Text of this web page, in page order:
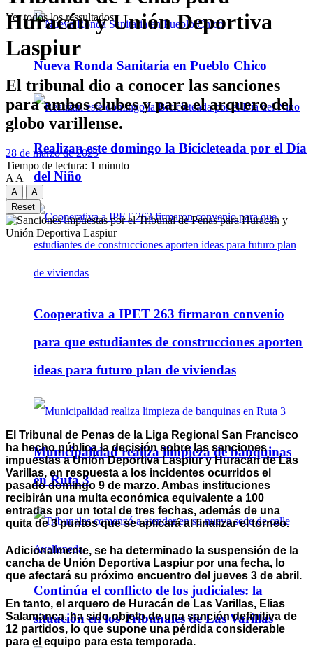
Nueva Ronda Sanitaria en Pueblo Chico
Realizan este domingo la Bicicleteada por el Día
del Niño
Cooperativa a IPET 263 firmaron convenio
para que estudiantes de construcciones aporten
ideas para futuro plan de viviendas
Municipalidad realiza limpieza de banquinas
en Ruta 3
Continúa el conflicto de los judiciales: la
situación en los Tribunales de Las Varillas
Ver todos los ressultados
Huracán y Unión Deportiva
Laspiur
El tribunal dio a conocer las sanciones
para ambos clubes y para el arquero del
globo varillense.
28 de marzo de 2025
Tiempo de lectura: 1 minuto
A A
A
A
Reset
El Tribunal de Penas de la Liga Regional San Francisco
ha hecho pública la decisión sobre las sanciones
impuestas a Unión Deportiva Laspiur y Huracán de Las
Varillas, en respuesta a los incidentes ocurridos el
pasado domingo 9 de marzo. Ambas instituciones
recibirán una multa económica equivalente a 100
entradas por un total de tres fechas, además de una
quita de 3 puntos que se aplicará al finalizar el torneo.
Adicionalmente, se ha determinado la suspensión de la
cancha de Unión Deportiva Laspiur por una fecha, lo
que afectará su próximo encuentro del jueves 3 de abril.
En tanto, el arquero de Huracán de Las Varillas, Elias
Salamanca, ha sido objeto de una sanción definitiva de
12 partidos, lo que supone una pérdida considerable
para el equipo para esta temporada.